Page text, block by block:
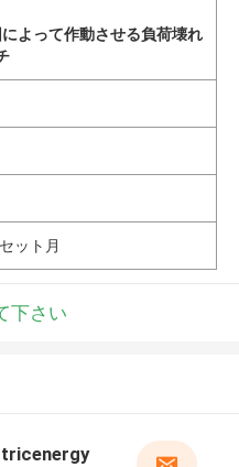
よって作動させる負荷壊れ
ット月
下さい